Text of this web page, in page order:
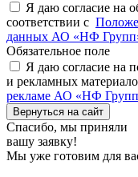
Я даю согласие на
соответствии с
данных АО «НФ
Обязательное поле
Я даю согласие на
и рекламных
рекламе АО «НФ
Вернуться на сайт
Спасибо, мы приняли
вашу заявку!
Мы уже готовим для